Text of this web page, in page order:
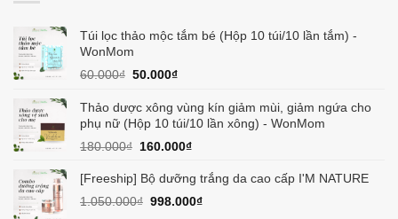
Túi lọc thảo mộc tắm bé (Hộp 10 túi/10 lần tắm) -
WonMom
60.000₫ Giá
là:
60.000₫.
50.000₫Giá
tại
là:
Thảo dược xông vùng kín giảm mùi, giảm ngứa cho
phụ nữ (Hộp 10 túi/10 lần xông) - WonMom
180.000₫ Giá
là:
180.000₫.
160.000₫Giá
tại
là:
160.000₫.
[Freeship] Bộ dưỡng trắng da cao cấp I'M NATURE
1.050.000₫ Giá
998.000₫Giá